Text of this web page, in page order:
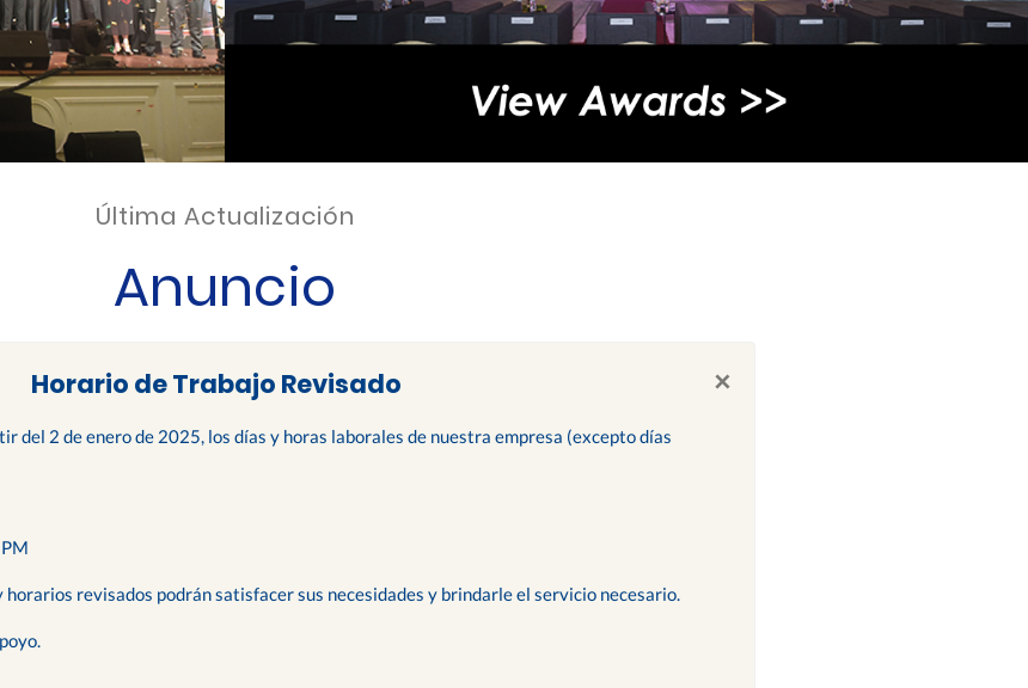
Última Actualización
Anuncio
×
Horario de Trabajo Revisado
del 2 de enero de 2025, los días y horas laborales de nuestra empresa (excepto días
horarios revisados podrán satisfacer sus necesidades y brindarle el servicio necesario.